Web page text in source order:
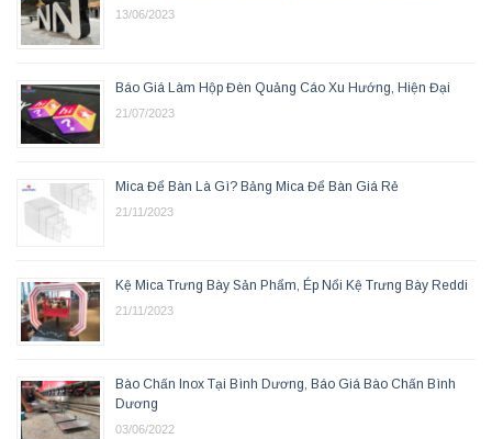
13/06/2023
Báo Giá Làm Hộp Đèn Quảng Cáo Xu Hướng, Hiện Đại
21/07/2023
Mica Để Bàn Là Gì? Bảng Mica Để Bàn Giá Rẻ
21/11/2023
Kệ Mica Trưng Bày Sản Phẩm, Ép Nổi Kệ Trưng Bày Reddi
21/11/2023
Bào Chấn Inox Tại Bình Dương, Báo Giá Bào Chấn Bình
Dương
03/06/2022